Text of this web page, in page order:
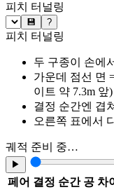
피치 터널링
💾 ?
피치 터널링
두 구종이 손에
가운데 점선 면
이트 약 7.3m 앞)
결정 순간엔 겹
오른쪽 표에서
궤적 준비 중…
▶
페어 결정 순간 공 차